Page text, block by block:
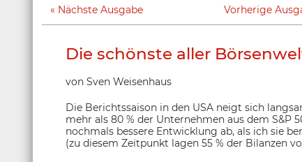
Nächste Ausgabe
Vorherige
Die schönste aller
von Sven Weisenhaus
Die Berichtssaison in den USA neigt sich
mehr als 80 % der Unternehmen aus dem S&P
nochmals bessere Entwicklung ab, als ich sie
(zu diesem Zeitpunkt lagen 55 % der Bilanzen